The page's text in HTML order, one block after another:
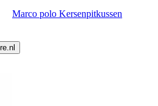
Marco polo Kersenpitkussen